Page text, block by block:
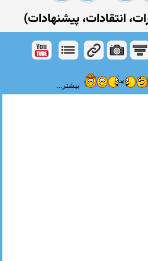
انتقادات، پیشنهادات)
بیشتر...